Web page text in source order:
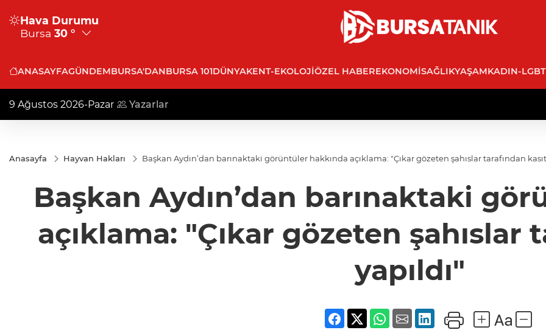
Hava Durumu
Bursa 30 °
ANASAYFAGÜNDEMBURSA'DANBURSA 101DÜNYAKENT-EKOLOJIÖZEL HABEREKONOMISAĞLIKYAŞAMKADIN-
9 Ağustos 2026-Pazar Yazarlar
Anasayfa Hayvan Hakları Başkan Aydın’dan barınaktaki görüntüler hakkında açıklama: "Çıkar gözeten şahıslar tarafından
Başkan Aydın’dan barınaktaki
açıklama: "Çıkar gözeten şahıslar
yapıldı"